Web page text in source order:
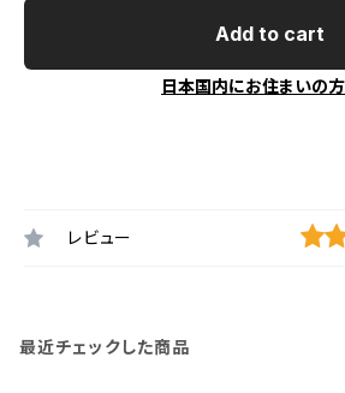
Add to cart
日本国内にお住まいの
レビュー
最近チェックした商品